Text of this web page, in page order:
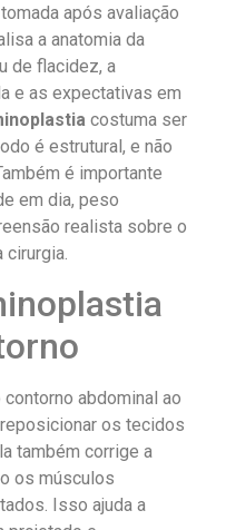
após avaliação
a anatomia da
de flacidez, a
e as expectativas em
costuma ser
é estrutural, e não
é importante
em dia, peso
realista sobre o
contorno abdominal ao
os tecidos
também corrige a
os músculos
Isso ajuda a